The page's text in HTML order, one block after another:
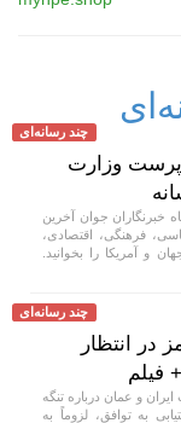
چند رسانه‌ای
وزارت
خبرنگاران جوان آخرین
فرهنگی، اقتصادی،
و آمریکا را بخوانید.
چند رسانه‌ای
در انتظار
فیلم
ایران و عمان درباره تنگه
به توافق، لزوماً به